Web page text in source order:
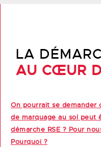
LA
AU CŒUR
On pourrait se demander
de marquage au sol peut
démarche RSE ? Pour
Pourquoi ?